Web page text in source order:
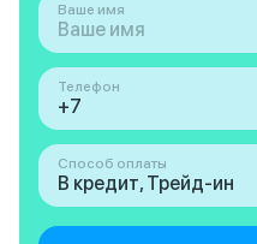
Ваше имя
Телефон
Способ оплаты
В кредит, Трейд-ин